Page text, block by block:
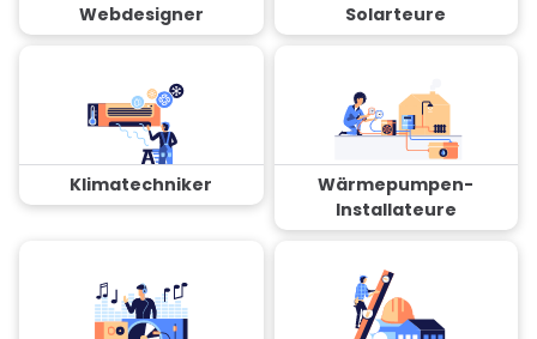
Webdesigner Solarteure
Klimatechniker
Wärmepumpen-
Installateure